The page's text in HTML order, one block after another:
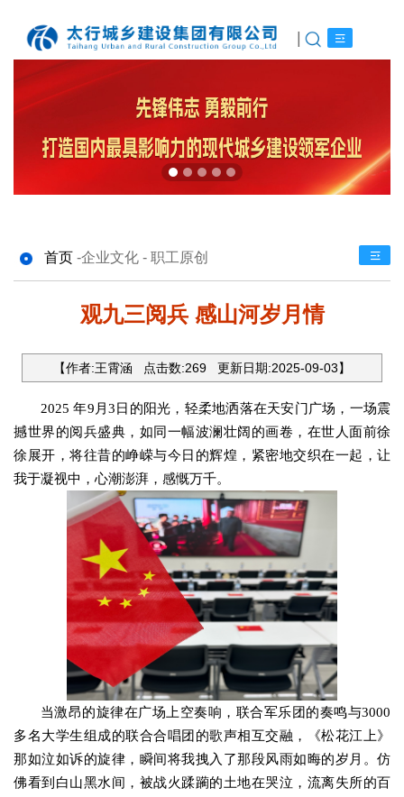
首页 -企业文化 - 职工原创
观九三阅兵 感山河岁月情
【作者:王霄涵 点击数:269 更新日期:2025-09-03】
2025 年9月3日的阳光，轻柔地洒落在天安门广场，一场震
撼世界的阅兵盛典，如同一幅波澜壮阔的画卷，在世人面前徐
徐展开，将往昔的峥嵘与今日的辉煌，紧密地交织在一起，让
我于凝视中，心潮澎湃，感慨万千。
当激昂的旋律在广场上空奏响，联合军乐团的奏鸣与3000
多名大学生组成的联合合唱团的歌声相互交融，《松花江上》
那如泣如诉的旋律，瞬间将我拽入了那段风雨如晦的岁月。仿
佛看到白山黑水间，被战火蹂躏的土地在哭泣，流离失所的百